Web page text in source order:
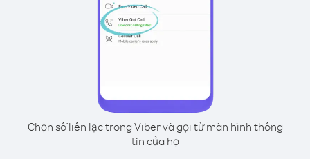
Chọn số liên lạc trong Viber và gọi từ màn hình thông
tin của họ